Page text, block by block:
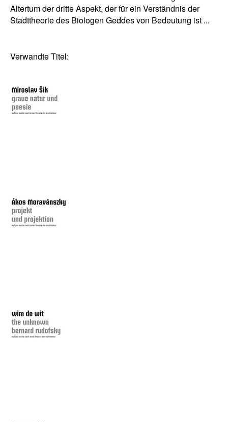
Altertum der dritte Aspekt, der für ein Verständnis der
Stadttheorie des Biologen Geddes von Bedeutung ist ...
Verwandte Titel: